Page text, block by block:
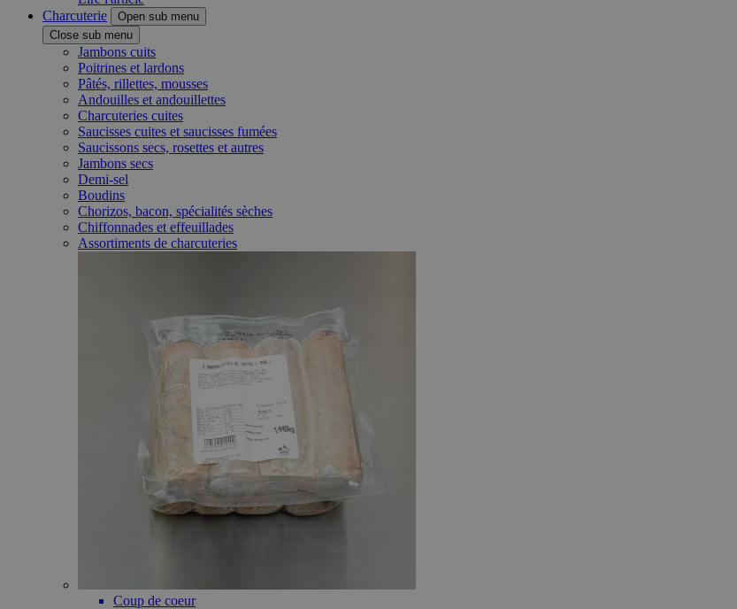
Charcuterie
Open sub menu
Close sub menu
Jambons cuits
Poitrines et lardons
Pâtés, rillettes, mousses
Andouilles et andouillettes
Charcuteries cuites
Saucisses cuites et saucisses fumées
Saucissons secs, rosettes et autres
Jambons secs
Demi-sel
Boudins
Chorizos, bacon, spécialités sèches
Chiffonnades et effeuillades
Assortiments de charcuteries
Coup de coeur